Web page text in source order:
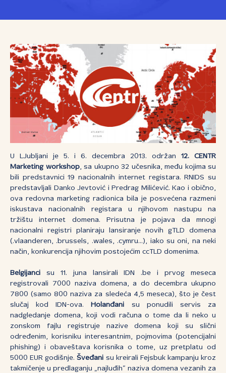
U LJubljani je 5. i 6. decembra 2013. održan 12. CENTR
Marketing workshop, sa ukupno 32 učesnika, među kojima su
bili predstavnici 19 nacionalnih internet registara. RNIDS su
predstavljali Danko Jevtović i Predrag Milićević. Kao i obično,
ova redovna marketing radionica bila je posvećena razmeni
iskustava nacionalnih registara u njihovom nastupu na
tržištu internet domena. Prisutna je pojava da mnogi
nacionalni registri planiraju lansiranje novih gTLD domena
(.vlaanderen, .brussels, .wales, .cymru...), iako su oni, na neki
način, konkurencija njihovim postojećim ccTLD domenima.
Belgijanci su 11. juna lansirali IDN .be i prvog meseca
registrovali 7000 naziva domena, a do decembra ukupno
7800 (samo 800 naziva za sledeća 4,5 meseca), što je čest
slučaj kod IDN-ova.
Holanđani su ponudili servis za
nadgledanje domena, koji vodi računa o tome da li neko u
zonskom fajlu registruje nazive domena koji su slični
određenim, korisniku interesantnim, pojmovima (potencijalni
phishing) i obaveštava korisnika o tome, uz pretplatu od
5000 EUR godišnje.Šveđani su kreirali Fejsbuk kampanju kroz
takmičenje u predlaganju „najluđih“ naziva domena vezanih za